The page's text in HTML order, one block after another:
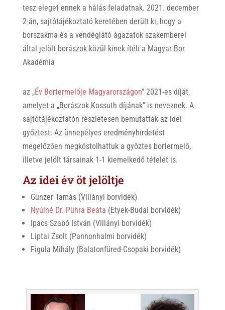
tesz eleget ennek a hálás feladatnak. 2021. december
2-án, sajtótájékoztató keretében derült ki, hogy a
borszakma és a vendéglátó ágazatok szakemberei
által jelölt borászok közül kinek ítéli a Magyar Bor
Akadémia
az „Év Bortermelője Magyarországon” 2021-es díját,
amelyet a „Borászok Kossuth díjának” is neveznek. A
sajtótájékoztatón részletesen bemutatták az idei
győztest. Az ünnepélyes eredményhirdetést
megelőzően megkóstolhattuk a győztes bortermelő,
illetve jelölt társainak 1-1 kiemelkedő tételét is.
Az idei év öt jelöltje
Günzer Tamás (Villányi borvidék)
Nyúlné Dr. Pühra Beáta (Etyek-Budai borvidék)
Ipacs Szabó István (Villányi borvidék)
Liptai Zsolt (Pannonhalmi borvidék)
Figula Mihály (Balatonfüred-Csopaki borvidék)